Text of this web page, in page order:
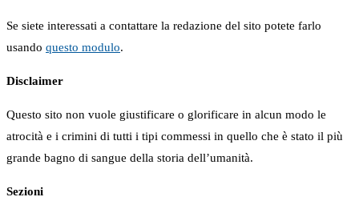
Se siete interessati a contattare la redazione del sito potete farlo
usando questo modulo.
Disclaimer
Questo sito non vuole giustificare o glorificare in alcun modo le
atrocità e i crimini di tutti i tipi commessi in quello che è stato il più
grande bagno di sangue della storia dell’umanità.
Sezioni